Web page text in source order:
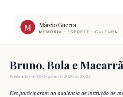
conteúdo
Bruno, Bola e
Publicado em 30 de julho de 2020 às 23:02
Eles participaram da audiência de instrução de